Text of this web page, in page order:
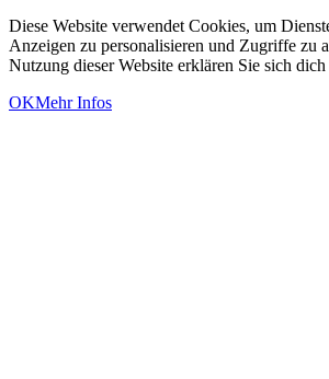
Diese Website verwendet Cookies, um
Anzeigen zu personalisieren und Zugriffe zu
Nutzung dieser Website erklären Sie sich
OKMehr Infos